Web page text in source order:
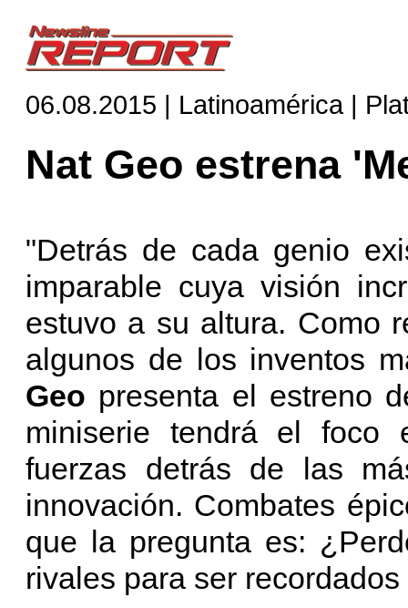
06.08.2015 | Latinoamérica |
Nat Geo estrena
"Detrás de cada genio
imparable cuya visión
estuvo a su altura. Como
algunos de los inventos
Geo presenta el estreno
miniserie tendrá el foco
fuerzas detrás de las
innovación. Combates
que la pregunta es:
rivales para ser